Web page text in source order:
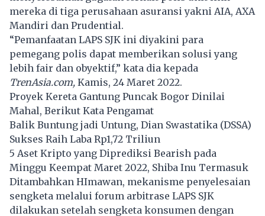
mereka di tiga perusahaan asuransi yakni AIA, AXA
Mandiri dan Prudential.
“Pemanfaatan LAPS SJK ini diyakini para
pemegang polis dapat memberikan solusi yang
lebih fair dan obyektif,” kata dia kepada
TrenAsia.com, Kamis, 24 Maret 2022.
Proyek Kereta Gantung Puncak Bogor Dinilai
Mahal, Berikut Kata Pengamat
Balik Buntung jadi Untung, Dian Swastatika (DSSA)
Sukses Raih Laba Rp1,72 Triliun
5 Aset Kripto yang Diprediksi Bearish pada
Minggu Keempat Maret 2022, Shiba Inu Termasuk
Ditambahkan HImawan, mekanisme penyelesaian
sengketa melalui forum arbitrase LAPS SJK
dilakukan setelah sengketa konsumen dengan